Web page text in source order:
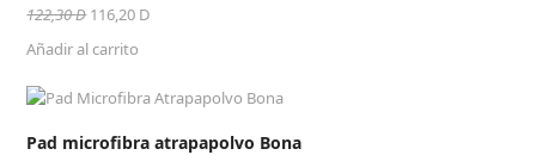
122,30DEl
original
122,30 D.
116,20 DEl
116,20 D.
Añadir al carrito
Pad microfibra atrapapolvo Bona